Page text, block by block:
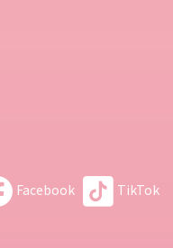
Facebook TikTok